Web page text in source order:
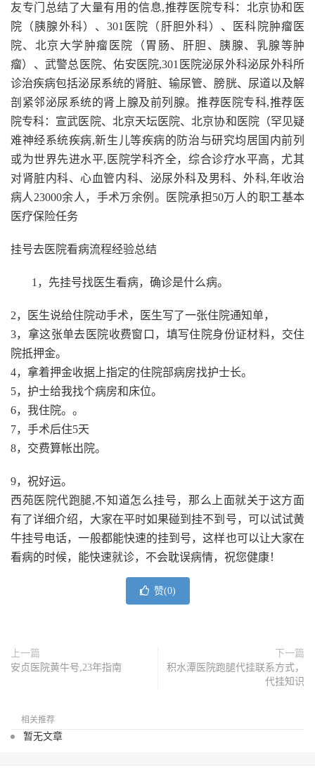
友专门总结了大量有用的信息,推荐医院专科：北京协和医
院（胰腺外科）、301医院（肝胆外科）、医科院肿瘤医
院、北京大学肿瘤医院（胃肠、肝胆、胰腺、乳腺等肿
瘤）、武警总医院、佑安医院,301医院泌尿外科泌尿外科所
诊治疾病包括泌尿系统的肾脏、输尿管、膀胱、尿道以及解
剖紧邻泌尿系统的肾上腺及前列腺。推荐医院专科,推荐医
院专科：宣武医院、北京天坛医院、北京协和医院（罕见疑
难神经系统疾病,新生儿等疾病的防治与研究均居国内前列
或为世界先进水平,医院学科齐全，综合诊疗水平高，尤其
对肾脏内科、心血管内科、泌尿外科及男科、外科,年收治
病人23000余人，手术万余例。医院承担50万人的职工基本
医疗保险任务
挂号去医院看病流程经验总结
1，先挂号找医生看病，确诊是什么病。
2，医生说给住院动手术，医生写了一张住院通知单，
3，拿这张单去医院收费窗口，填写住院身份证材料，交住
院抵押金。
4，拿着押金收据上指定的住院部病房找护士长。
5，护士给我找个病房和床位。
6，我住院。。
7，手术后住5天
8，交费算帐出院。
9，祝好运。
西苑医院代跑腿,不知道怎么挂号，那么上面就关于这方面
有了详细介绍，大家在平时如果碰到挂不到号，可以试试黄
牛挂号电话，一般都能快速的挂到号，这样也可以让大家在
看病的时候，能快速就诊，不会耽误病情，祝您健康！
赞(0)
上一篇
安贞医院黄牛号,23年指南
下一篇
积水潭医院跑腿代挂联系方式，
代挂知识
相关推荐
暂无文章